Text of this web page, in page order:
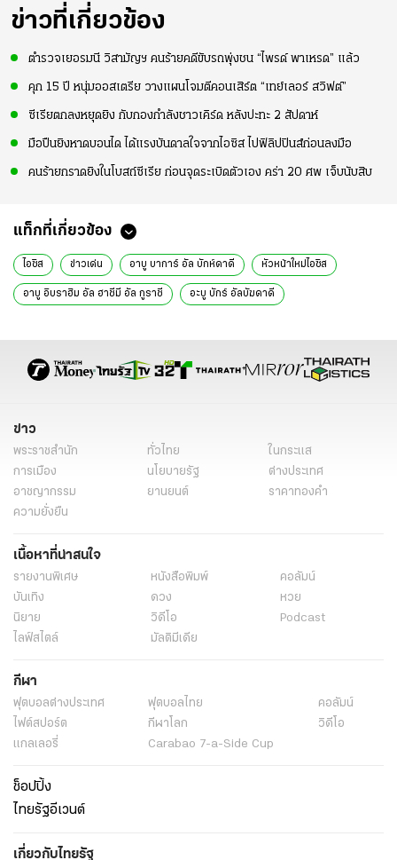
ความมั่นใจ
ข่าวที่เกี่ยวข้อง
ตำรวจเยอรมนี วิสามัญฯ คนร้ายคดีขับรถพุ่งชน “ไพรด์ พาเหรด” แล้ว
คุก 15 ปี หนุ่มออสเตรีย วางแผนโจมตีคอนเสิร์ต “เทย์เลอร์ สวิฟต์”
ซีเรียตกลงหยุดยิง กับกองกำลังชาวเคิร์ด หลังปะทะ 2 สัปดาห์
มือปืนยิงหาดบอนได ได้แรงบันดาลใจจากไอซิส ไปฟิลิปปินส์ก่อนลงมือ
คนร้ายกราดยิงในโบสถ์ซีเรีย ก่อนจุดระเบิดตัวเอง คร่า 20 ศพ เจ็บนับสิบ
แท็กที่เกี่ยวข้อง
ไอซิส ข่าวเด่น อาบู บาการ์ อัล บักห์ดาดี หัวหน้าใหม่ไอซิส
อาบู อิบราฮิม อัล ฮาชีมี อัล กูราชี อะบู บักร์ อัลบัฆดาดี
ข่าว
พระราชสำนัก ทั่วไทย
ในกระแส
การเมือง
นโยบายรัฐ
ต่างประเทศ
อาชญากรรม
ยานยนต์
ราคาทองคำ
ความยั่งยืน
เนื้อหาที่น่าสนใจ
รายงานพิเศษ หนังสือพิมพ์
คอลัมน์
บันเทิง
ดวง
หวย
นิยาย
วิดีโอ
Podcast
ไลฟ์สไตล์
มัลติมีเดีย
กีฬา
ฟุตบอลต่่างประเทศ ฟุตบอลไทย
คอลัมน์
ไฟต์สปอร์ต
กีฬาโลก
วิดีโอ
แกลเลอรี่
Carabao 7-a-Side Cup
ช็อปปิ้ง
ไทยรัฐอีเวนต์
เกี่ยวกับไทยรัฐ